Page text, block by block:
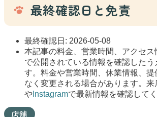
最終確認日と免責
最終確認日: 2026-05-08
本記事の料金、営業時間、アクセス
で公開されている情報を確認したう
す。料金や営業時間、休業情報、
なく変更される場合があります。来
や Instagramで最新情報を確認してく
店舗